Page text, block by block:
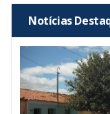
Notícias